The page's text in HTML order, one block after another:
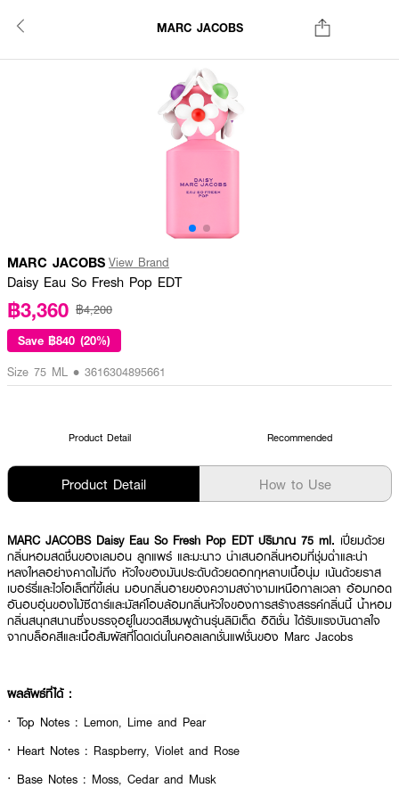
MARC JACOBS
MARC JACOBS View Brand
Daisy Eau So Fresh Pop EDT
฿3,360 ฿4,200
Save ฿840 (20%)
Size 75 ML • 3616304895661
Product Detail Recommended
Product Detail How to Use
MARC JACOBS Daisy Eau So Fresh Pop EDT ปริมาณ 75 ml. เปี่ยมด้วย
กลิ่นหอมสดชื่นของเลมอน ลูกแพร์ และมะนาว นำเสนอกลิ่นหอมที่ชุ่มฉ่ำและน่า
หลงใหลอย่างคาดไม่ถึง หัวใจของมันประดับด้วยดอกกุหลาบเนื้อนุ่ม เน้นด้วยราส
เบอร์รี่และไวโอเล็ตที่ขี้เล่น มอบกลิ่นอายของความสง่างามเหนือกาลเวลา อ้อมกอด
อันอบอุ่นของไม้ซีดาร์และมัสค์โอบล้อมกลิ่นหัวใจของการสร้างสรรค์กลิ่นนี้ น้ำหอม
กลิ่นสนุกสนานซึ่งบรรจุอยู่ในขวดสีชมพูด้านรุ่นลิมิเต็ด อิดิชั่น ได้รับแรงบันดาลใจ
จากบล็อคสีและเนื้อสัมผัสที่โดดเด่นในคอลเลกชั่นแฟชั่นของ Marc Jacobs
ผลลัพธ์ที่ได้ :
· Top Notes : Lemon, Lime and Pear
· Heart Notes : Raspberry, Violet and Rose
· Base Notes : Moss, Cedar and Musk